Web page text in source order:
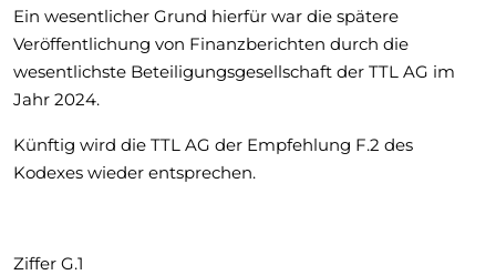
Ein wesentlicher Grund hierfür war die spätere
Veröffentlichung von Finanzberichten durch die
wesentlichste Beteiligungsgesellschaft der TTL AG im
Jahr 2024.
Künftig wird die TTL AG der Empfehlung F.2 des
Kodexes wieder entsprechen.
Ziffer G.1